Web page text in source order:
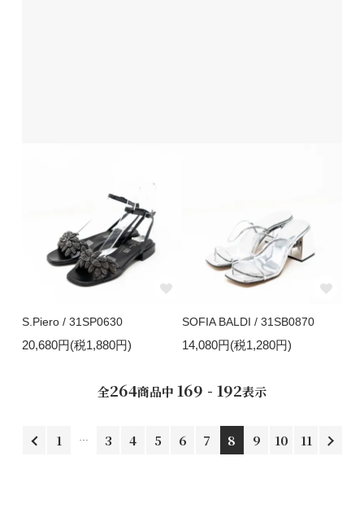
S.Piero / 31SP0630
20,680円(税1,880円)
SOFIA BALDI / 31SB0870
14,080円(税1,280円)
全264商品中 169 - 192表示
1 3 4 5 6 7 8 9 10 11